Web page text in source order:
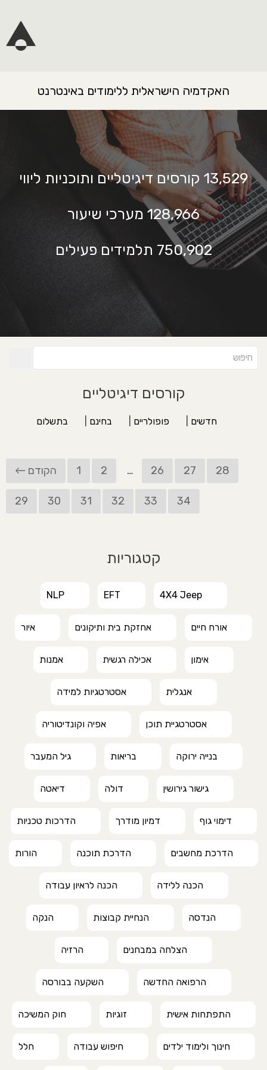
האקדמיה הישראלית ללימודים באינטרנט
13,529 קורסים דיגיטליים ותוכניות ליווי
128,966 מערכי שיעור
750,902 תלמידים פעילים
קורסים דיגיטליים
חדשים פופולריים בחינם בתשלום
← הקודם 1 2 … 26 27 28
29 30 31 32 33 34
קטגוריות
4X4 Jeep
NLP
אורח חיים אחזקת בית ותיקונים איור
אימון אכילה רגשית אמנות
אנגלית אסטרטגיות למידה
אסטרטגיית תוכן אפיה וקונדיטוריה
בנייה ירוקה בריאות גיל המעבר
גישור גירושין דולה דיאטה
דימוי גוף דמיון מודרך הדרכות טכניות
הדרכת מחשבים הדרכת תוכנה הורות
הכנה ללידה הכנה לראיון עבודה
הנדסה הנחיית קבוצות הנקה
הצלחה במבחנים הרזיה
הרפואה החדשה השקעה בבורסה
התפתחות אישית זוגיות חוק המשיכה
חינוך ולימוד ילדים חיפוש עבודה חלל